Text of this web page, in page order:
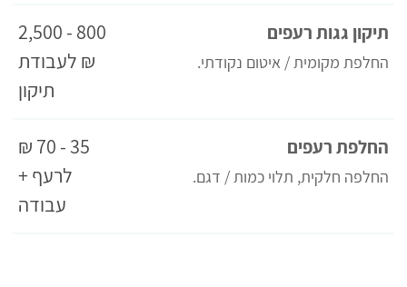
תיקון גגות רעפים
החלפת מקומית / איטום נקודתי.
800 - 2,500
₪ לעבודת
תיקון
החלפת רעפים
החלפה חלקית, תלוי כמות / דגם.
35 - 70 ₪
לרעף +
עבודה